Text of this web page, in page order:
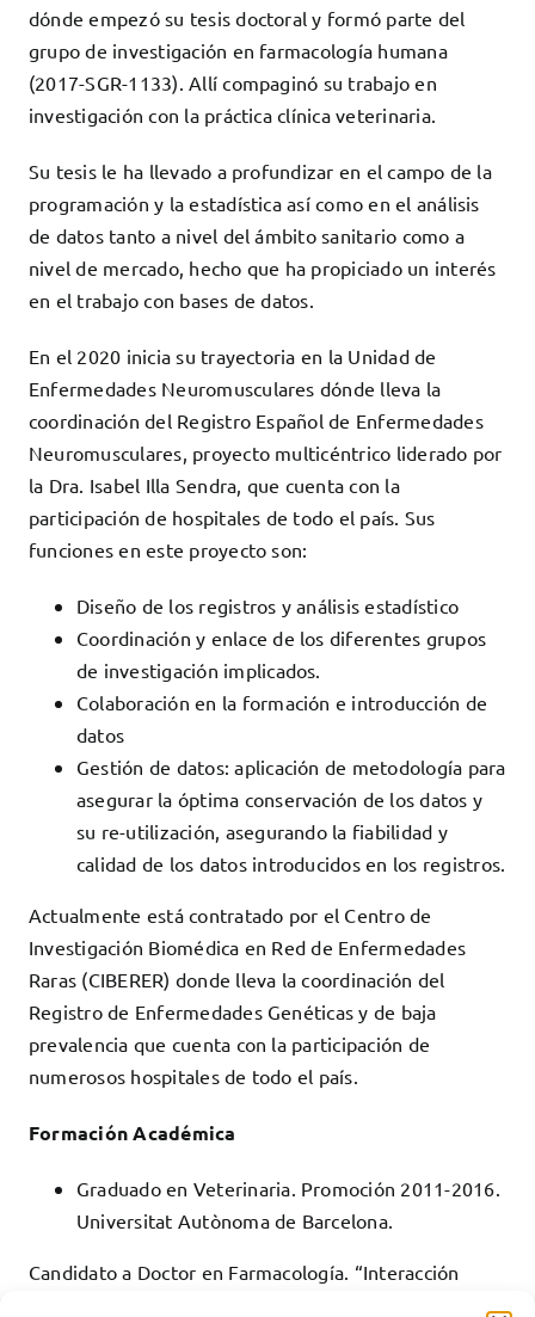
dónde empezó su tesis doctoral y formó parte del
grupo de investigación en farmacología humana
(2017-SGR-1133). Allí compaginó su trabajo en
investigación con la práctica clínica veterinaria.
Su tesis le ha llevado a profundizar en el campo de la
programación y la estadística así como en el análisis
de datos tanto a nivel del ámbito sanitario como a
nivel de mercado, hecho que ha propiciado un interés
en el trabajo con bases de datos.
En el 2020 inicia su trayectoria en la Unidad de
Enfermedades Neuromusculares dónde lleva la
coordinación del Registro Español de Enfermedades
Neuromusculares, proyecto multicéntrico liderado por
la Dra. Isabel Illa Sendra, que cuenta con la
participación de hospitales de todo el país. Sus
funciones en este proyecto son:
Diseño de los registros y análisis estadístico
Coordinación y enlace de los diferentes grupos
de investigación implicados.
Colaboración en la formación e introducción de
datos
Gestión de datos: aplicación de metodología para
asegurar la óptima conservación de los datos y
su re-utilización, asegurando la fiabilidad y
calidad de los datos introducidos en los registros.
Actualmente está contratado por el Centro de
Investigación Biomédica en Red de Enfermedades
Raras (CIBERER) donde lleva la coordinación del
Registro de Enfermedades Genéticas y de baja
prevalencia que cuenta con la participación de
numerosos hospitales de todo el país.
Formación Académica
Graduado en Veterinaria. Promoción 2011-2016.
Universitat Autònoma de Barcelona.
Candidato a Doctor en Farmacología. “Interacción